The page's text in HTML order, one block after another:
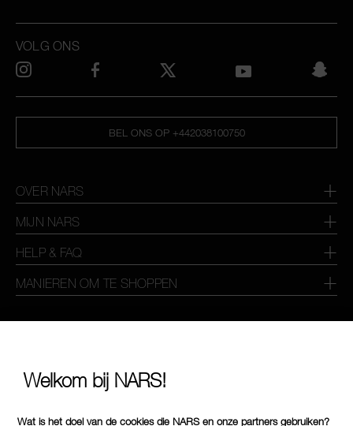
BEL ONS OP +442038100750
OVER NARS
MIJN NARS
HELP & FAQ
MANIEREN OM TE SHOPPEN
VOLG ONS
Welkom bij NARS!
Wat is het doel van de cookies die NARS en onze partners gebruiken?